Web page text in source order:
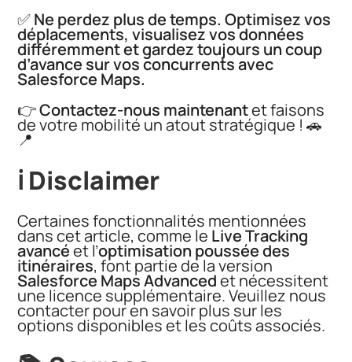
✅Ne perdez plus de temps. Optimisez vos
déplacements, visualisez vos données
différemment et gardez toujours un coup
d’avance sur vos concurrents avec
Salesforce Maps.
👉Contactez-nous maintenantet faisons
de votre mobilité un atout stratégique ! 🚗
📍
ℹ️ Disclaimer
Certaines fonctionnalités mentionnées
dans cet article, comme le Live Tracking
avancéet l’optimisation poussée des
itinéraires, font partie de la version
Salesforce Maps Advancedet nécessitent
une licence supplémentaire. Veuillez nous
contacter pour en savoir plus sur les
options disponibles et les coûts associés.